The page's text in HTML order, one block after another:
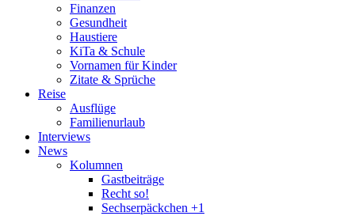
Finanzen
Gesundheit
Haustiere
KiTa & Schule
Vornamen für Kinder
Zitate & Sprüche
Reise
Ausflüge
Familienurlaub
Interviews
News
Kolumnen
Gastbeiträge
Recht so!
Sechserpäckchen +1